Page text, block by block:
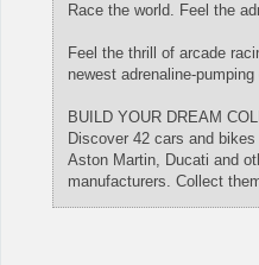
Race the world. Feel the
Feel the thrill of arcade
newest adrenaline-
BUILD YOUR DREAM
Discover 42 cars and
Aston Martin, Ducati and
manufacturers. Collect